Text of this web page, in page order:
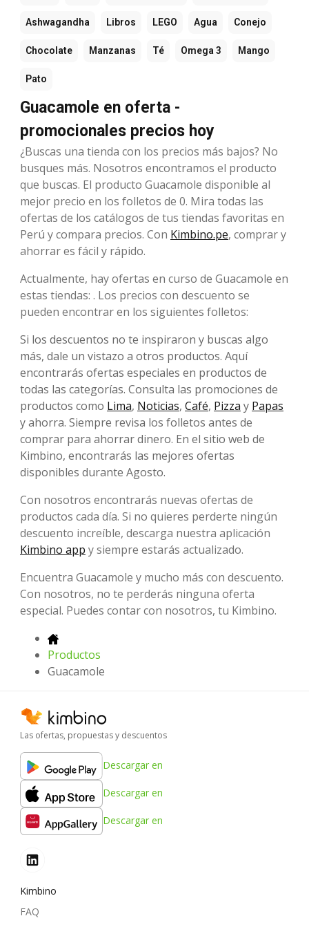
Ashwagandha Libros LEGO Agua Conejo
Chocolate Manzanas Té Omega 3 Mango
Pato
Guacamole en oferta -
promocionales precios hoy
¿Buscas una tienda con los precios más bajos? No
busques más. Nosotros encontramos el producto
que buscas. El producto Guacamole disponible al
mejor precio en los folletos de 0. Mira todas las
ofertas de los catálogos de tus tiendas favoritas en
Perú y compara precios. Con Kimbino.pe, comprar y
ahorrar es fácil y rápido.
Actualmente, hay ofertas en curso de Guacamole en
estas tiendas: . Los precios con descuento se
pueden encontrar en los siguientes folletos:
Si los descuentos no te inspiraron y buscas algo
más, dale un vistazo a otros productos. Aquí
encontrarás ofertas especiales en productos de
todas las categorías. Consulta las promociones de
productos como Lima, Noticias, Café, Pizza y Papas
y ahorra. Siempre revisa los folletos antes de
comprar para ahorrar dinero. En el sitio web de
Kimbino, encontrarás las mejores ofertas
disponibles durante Agosto.
Con nosotros encontrarás nuevas ofertas de
productos cada día. Si no quieres perderte ningún
descuento increíble, descarga nuestra aplicación
Kimbino app y siempre estarás actualizado.
Encuentra Guacamole y mucho más con descuento.
Con nosotros, no te perderás ninguna oferta
especial. Puedes contar con nosotros, tu Kimbino.
Productos
Guacamole
Las ofertas, propuestas y descuentos
Descargar en
Descargar en
Descargar en
Kimbino
FAQ